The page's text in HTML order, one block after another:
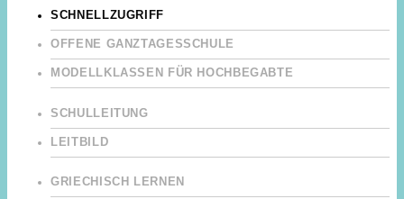
SCHNELLZUGRIFF
OFFENE GANZTAGESSCHULE
MODELLKLASSEN FÜR HOCHBEGABTE
SCHULLEITUNG
LEITBILD
GRIECHISCH LERNEN